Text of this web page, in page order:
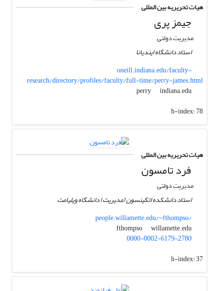
هیات تحریریه بین المللی
جیمز پری
مدیریت دولتی
استاد دانشگاه ایندیانا
oneill.indiana.edu/faculty-
research/directory/profiles/faculty/full-time/perry-james.html
perry
indiana.edu
h-index:78
هیات تحریریه بین المللی
فرد تامسون
مدیریت دولتی
استاد دانشکده اتکینسون (مدیریت) دانشگاه ویلیامت
people.willamette.edu/~fthompso/
fthompso
willamette.edu
0000-0002-6179-2780
h-index:37